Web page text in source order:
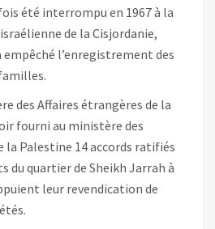
été interrompu en 1967 à la
de la Cisjordanie,
l’enregistrement des
des Affaires étrangères de la
fourni au ministère des
la Palestine 14 accords ratifiés
du quartier de Sheikh Jarrah à
leur revendication de